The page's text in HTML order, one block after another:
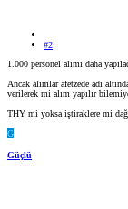
#2
1.000 personel alımı daha
Ancak alımlar afetzede adı
verilerek mi alım yapılır
THY mi yoksa iştiraklere mi
G
Güçlü